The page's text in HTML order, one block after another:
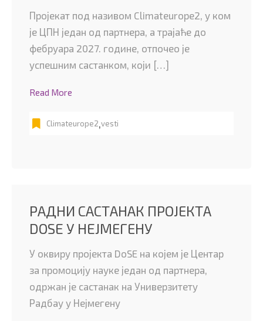
Пројекат под називом Climateurope2, у ком
је ЦПН један од партнера, а трајаће до
фебруара 2027. године, отпочео је
успешним састанком, који […]
Read More
Climateurope2,vesti
РАДНИ САСТАНАК ПРОЈЕКТА
DOSE У НEЈМЕГЕНУ
У оквиру пројекта DoSE на којем је Центар
за промоцију науке један од партнера,
одржан је састанак на Универзитету
Радбау у Нeјмегену